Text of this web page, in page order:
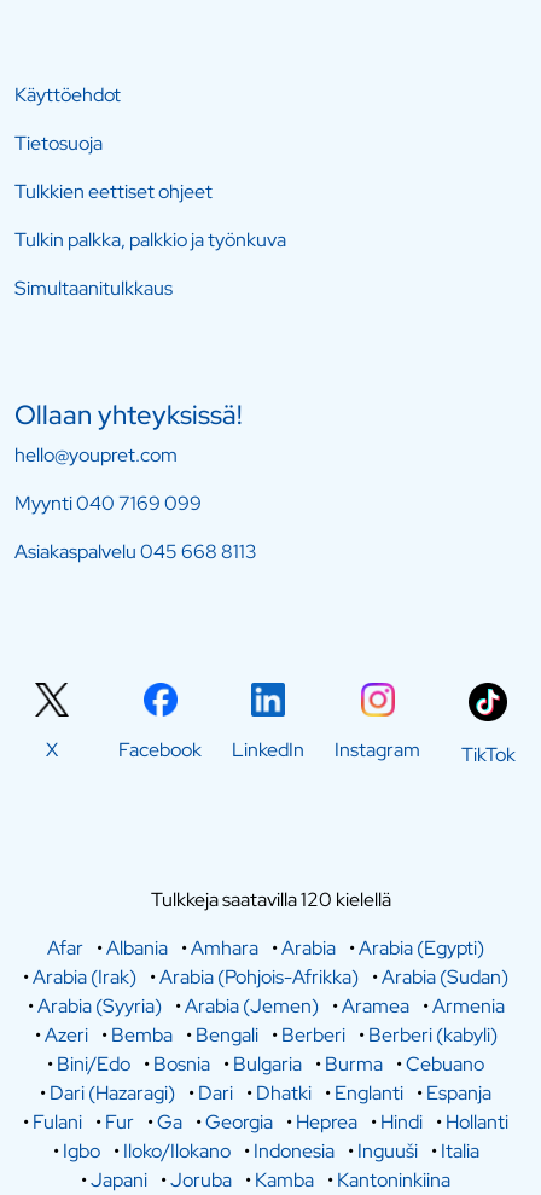
Käyttöehdot
Tietosuoja
Tulkkien eettiset ohjeet
Tulkin palkka, palkkio ja työnkuva
Simultaanitulkkaus
Ollaan yhteyksissä!
hello@youpret.com
Myynti040 7169 099
Asiakaspalvelu045 668 8113
X Facebook LinkedIn Instagram TikTok
Tulkkeja saatavilla 120 kielellä
Afar •Albania •Amhara •Arabia •Arabia (Egypti)
•Arabia (Irak) •Arabia (Pohjois-Afrikka) •Arabia (Sudan)
•Arabia (Syyria) •Arabia (Jemen) •Aramea •Armenia
•Azeri •Bemba •Bengali •Berberi •Berberi (kabyli)
•Bini/Edo •Bosnia •Bulgaria •Burma •Cebuano
•Dari (Hazaragi) •Dari •Dhatki •Englanti •Espanja
•Fulani •Fur •Ga •Georgia •Heprea •Hindi •Hollanti
•Igbo •Iloko/Ilokano •Indonesia •Inguuši •Italia
•Japani •Joruba •Kamba •Kantoninkiina